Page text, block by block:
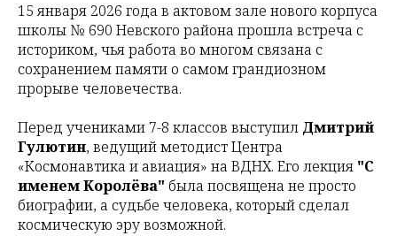
15 января 2026 года в актовом зале нового корпуса
школы № 690 Невского района прошла встреча с
историком, чья работа во многом связана с
сохранением памяти о самом грандиозном
прорыве человечества.
Перед учениками 7-8 классов выступил Дмитрий
Гулютин, ведущий методист Центра
«Космонавтика и авиация» на ВДНХ. Его лекция "С
именем Королёва" была посвящена не просто
биографии, а судьбе человека, который сделал
космическую эру возможной.